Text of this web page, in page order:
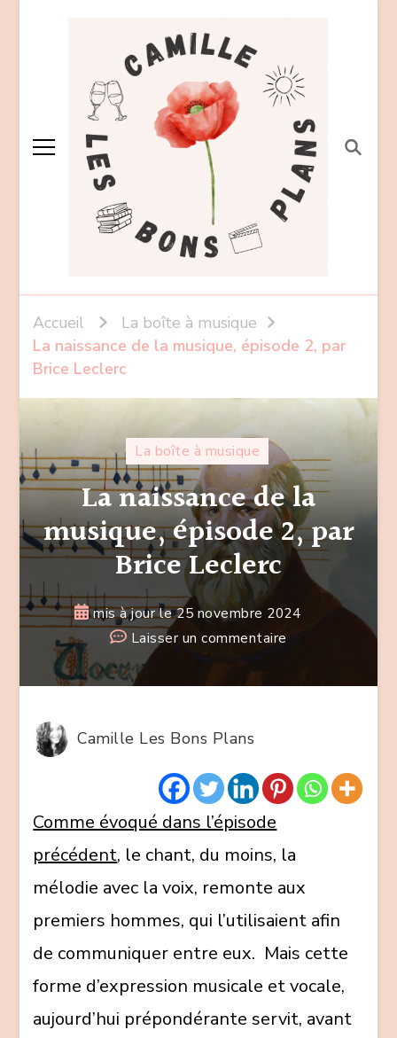
Accueil
La boîte à musique
La naissance de la musique, épisode 2, par
Brice Leclerc
La boîte à musique
La naissance de la
musique, épisode 2, par
Brice Leclerc
mis à jour le25 novembre 2024
Laisser un commentaire
naissance
épisode
Brice
Leclerc
Camille Les Bons Plans
Comme évoqué dans l’épisode
précédent, le chant, du moins, la
mélodie avec la voix, remonte aux
premiers hommes, qui l’utilisaient afin
de communiquer entre eux. Mais cette
forme d’expression musicale et vocale,
aujourd’hui prépondérante servit, avant